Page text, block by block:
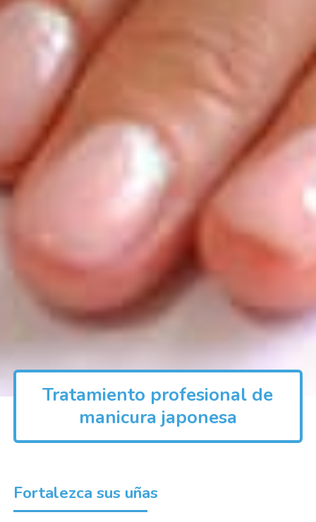
Tratamiento profesional de
manicura japonesa
Fortalezca sus uñas